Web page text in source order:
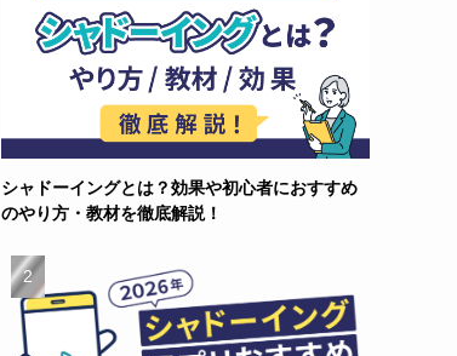
シャドーイングとは？効果や初心者におすすめ
のやり方・教材を徹底解説！